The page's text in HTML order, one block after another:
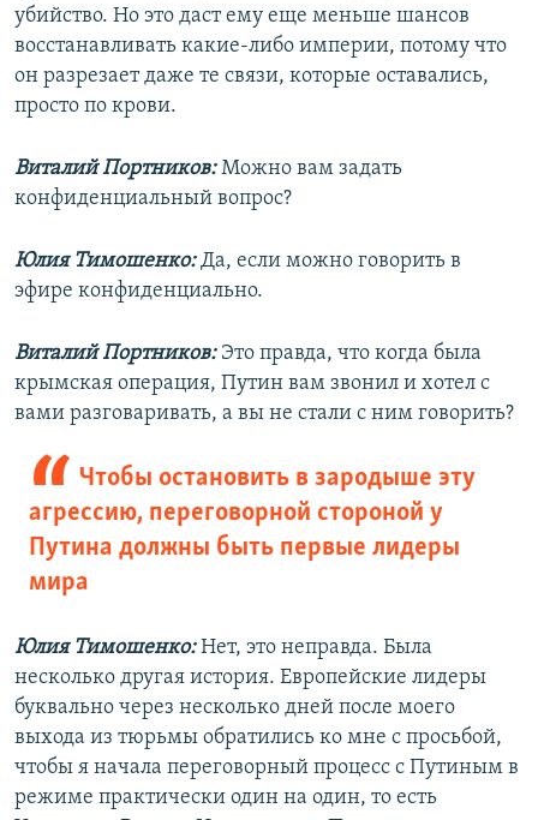
убийство. Но это даст ему еще меньше шансов
восстанавливать какие-либо империи, потому что
он разрезает даже те связи, которые оставались,
просто по крови.
Виталий Портников:Можно вам задать
конфиденциальный вопрос?
Юлия Тимошенко:Да, если можно говорить в
эфире конфиденциально.
Виталий Портников:Это правда, что когда была
крымская операция, Путин вам звонил и хотел с
вами разговаривать, а вы не стали с ним говорить?
Чтобы остановить в зародыше эту
агрессию, переговорной стороной у
Путина должны быть первые лидеры
мира
Юлия Тимошенко:Нет, это неправда. Была
несколько другая история. Европейские лидеры
буквально через несколько дней после моего
выхода из тюрьмы обратились ко мне с просьбой,
чтобы я начала переговорный процесс с Путиным в
режиме практически один на один, то есть